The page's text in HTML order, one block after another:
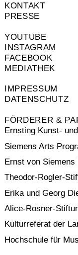
KONTAKT
PRESSE
YOUTUBE
INSTAGRAM
FACEBOOK
MEDIATHEK
IMPRESSUM
DATENSCHUTZ
FÖRDERER &
Ernsting Kunst-
Siemens Arts
Ernst von
Theodor-Rogler-
Erika und Georg
Alice-Rosner-
Kulturreferat der
Hochschule für